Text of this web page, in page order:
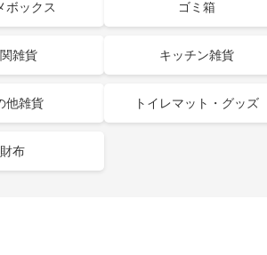
ボックス ゴミ箱
雑貨 キッチン雑貨
他雑貨 トイレマット・グッズ
財布